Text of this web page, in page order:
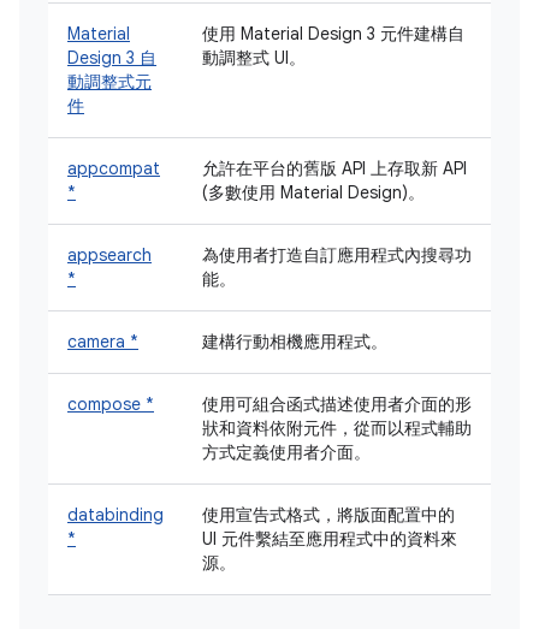
Material
Design 3 自
動調整式元
件
使用 Material Design 3 元件建構自
動調整式 UI。
appcompat
*
允許在平台的舊版 API 上存取新 API
(多數使用 Material Design)。
appsearch
*
為使用者打造自訂應用程式內搜尋功
能。
camera * 建構行動相機應用程式。
compose *
使用可組合函式描述使用者介面的形
狀和資料依附元件，從而以程式輔助
方式定義使用者介面。
databinding
*
使用宣告式格式，將版面配置中的
UI 元件繫結至應用程式中的資料來
源。